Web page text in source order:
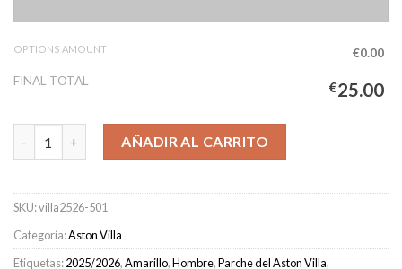
OPTIONS AMOUNT
€0.00
FINAL TOTAL
€25.00
Camiseta Aston Villa Portero Hombre 2025/2026 Amarillo
AÑADIR AL CARRITO
SKU:villa2526-501
Categoría:Aston Villa
Etiquetas:2025/2026,Amarillo,Hombre,Parche del Aston Villa,